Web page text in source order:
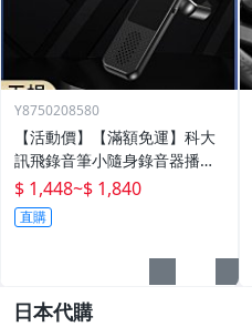
Y8750208580
【活動價】【滿額免運】科大
訊飛錄音筆小隨身錄音器播放
器設備神器專業高清降噪轉文
字超
$ 1,448~$ 1,840
直購
日本代購